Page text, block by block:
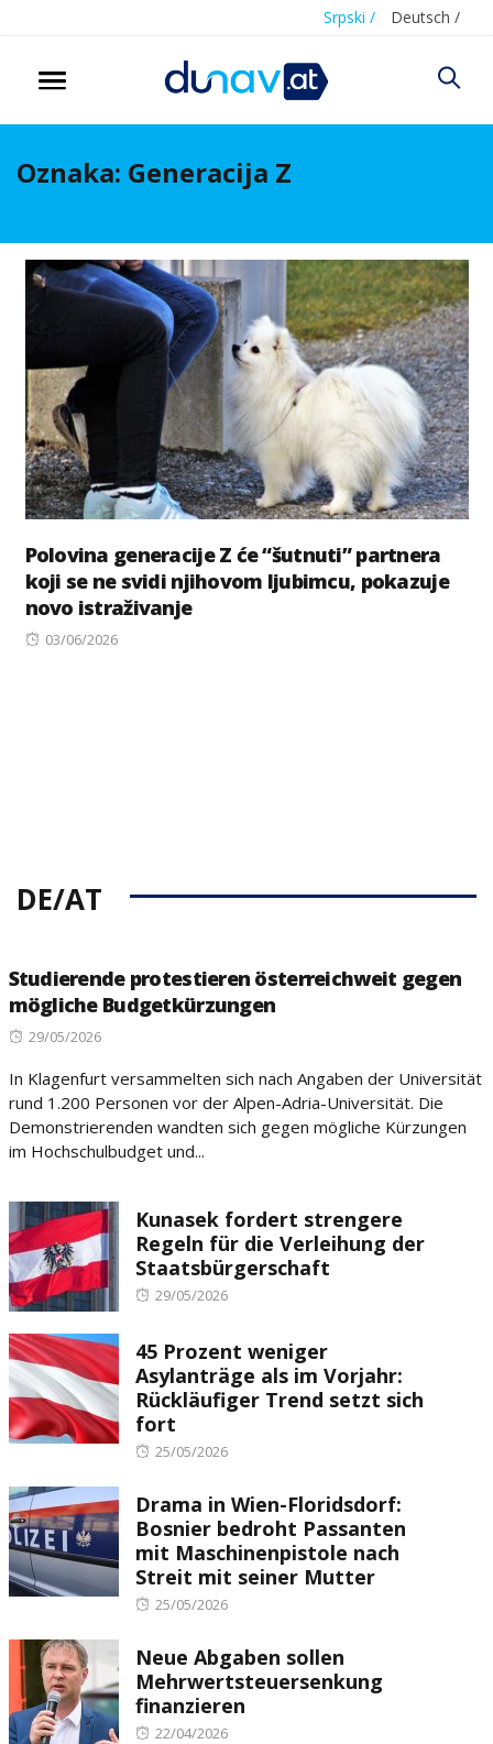
Srpski / Deutsch /
Oznaka: Generacija Z
Polovina generacije Z će “šutnuti” partnera
koji se ne svidi njihovom ljubimcu, pokazuje
novo istraživanje
Posted
03/06/2026
DE/AT
Studierende protestieren österreichweit gegen
mögliche Budgetkürzungen
Posted
29/05/2026
In Klagenfurt versammelten sich nach Angaben der Universität
rund 1.200 Personen vor der Alpen-Adria-Universität. Die
Demonstrierenden wandten sich gegen mögliche Kürzungen
im Hochschulbudget und...
Kunasek fordert strengere
Regeln für die Verleihung der
Staatsbürgerschaft
Posted
29/05/2026
45 Prozent weniger
Asylanträge als im Vorjahr:
Rückläufiger Trend setzt sich
fort
Posted
25/05/2026
Drama in Wien-Floridsdorf:
Bosnier bedroht Passanten
mit Maschinenpistole nach
Streit mit seiner Mutter
Posted
25/05/2026
Neue Abgaben sollen
Mehrwertsteuersenkung
finanzieren
Posted
22/04/2026